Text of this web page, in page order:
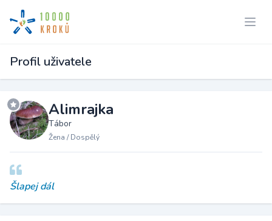
Profil uživatele
Alimrajka
Tábor
Žena / Dospělý
Šlapej dál